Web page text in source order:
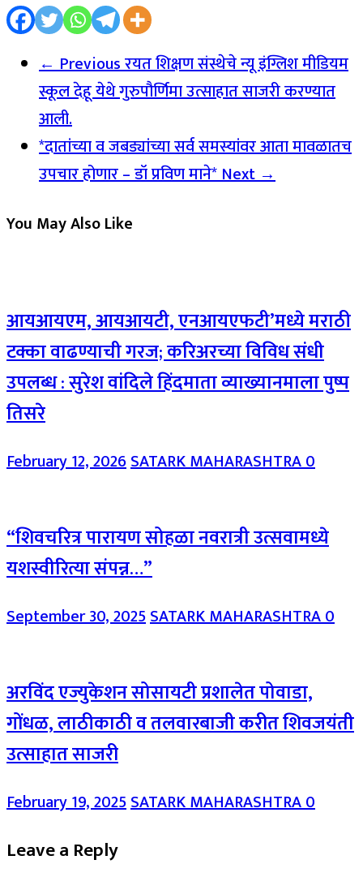
← Previousरयत शिक्षण संस्थेचे न्यू इंग्लिश मीडियम
स्कूल देहू येथे गुरुपौर्णिमा उत्साहात साजरी करण्यात
आली.
*दातांच्या व जबड्यांच्या सर्व समस्यांवर आता मावळातच
उपचार होणार – डॉ प्रविण माने*Next →
You May Also Like
आयआयएम, आयआयटी, एनआयएफटी’मध्ये मराठी
टक्का वाढण्याची गरज; करिअरच्या विविध संधी
उपलब्ध : सुरेश वांदिले हिंदमाता व्याख्यानमाला पुष्प
तिसरे
February 12, 2026SATARK MAHARASHTRA0
“शिवचरित्र पारायण सोहळा नवरात्री उत्सवामध्ये
यशस्वीरित्या संपन्न…”
September 30, 2025SATARK MAHARASHTRA0
अरविंद एज्युकेशन सोसायटी प्रशालेत पोवाडा,
गोंधळ, लाठीकाठी व तलवारबाजी करीत शिवजयंती
उत्साहात साजरी
February 19, 2025SATARK MAHARASHTRA0
Leave a Reply